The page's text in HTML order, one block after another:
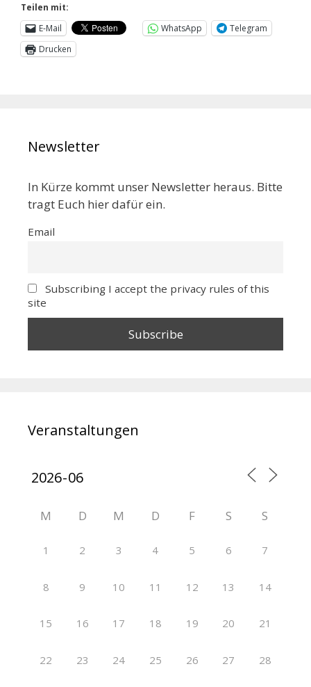
Teilen mit:
E-Mail
WhatsApp
Telegram
Drucken
Newsletter
In Kürze kommt unser Newsletter heraus. Bitte
tragt Euch hier dafür ein.
Email
Subscribing I accept the privacy rules of this
site
Veranstaltungen
M D M D F S S
1 2 3 4 5 6 7
8 9 10 11 12 13 14
15 16 17 18 19 20 21
22 23 24 25 26 27 28